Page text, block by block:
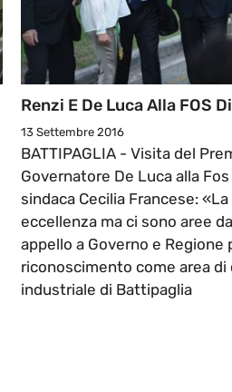
Renzi E De Luca Alla FOS
13 Settembre 2016
BATTIPAGLIA - Visita del
Governatore De Luca alla
sindaca Cecilia Francese:
eccellenza ma ci sono aree
appello a Governo e
riconoscimento come area di
industriale di Battipaglia